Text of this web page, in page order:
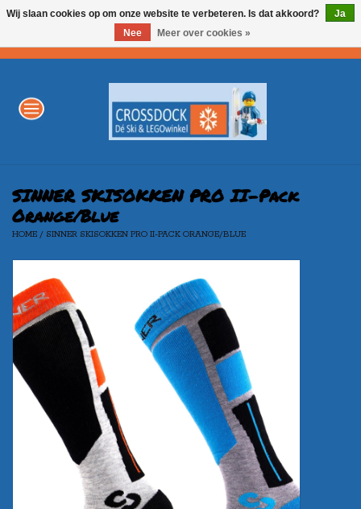
WINTERSPORT
LEGO
Merken
SINNER SKISOKKEN PRO II-Pack
Orange/Blue
HOME / SINNER SKISOKKEN PRO II-PACK ORANGE/BLUE
Wij slaan cookies op om onze website te verbeteren. Is dat akkoord?
Ja
Nee
Meer over cookies »